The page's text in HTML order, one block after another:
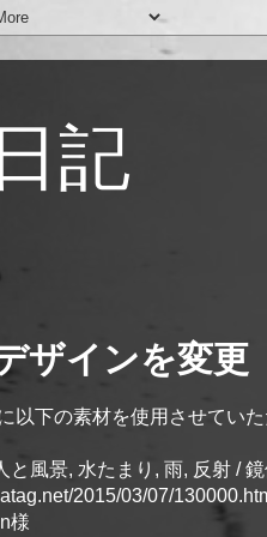
記
ザインを変更
以下の素材を使用させていた
と風景, 水たまり, 雨, 反射 /
2015/03/07/
様